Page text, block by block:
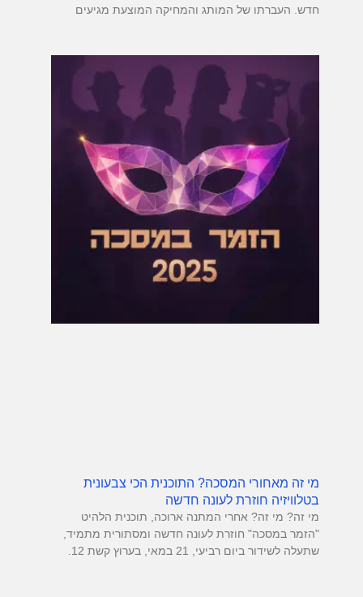
חדש. העברתו של המותג והמחיקה המוצעת מגיעים
מי זה מאחורי המסכה? התוכנית הכי צבעונית
בטלוויזיה חוזרת לעונה חדשה
מי זה? מי זה? אחרי המתנה ארוכה, תוכנית הלהיט
"הזמר במסכה" חוזרת לעונה חדשה ומסתורית מתמיד,
שתעלה לשידור ביום רביעי, 21 במאי, בערוץ קשת 12.